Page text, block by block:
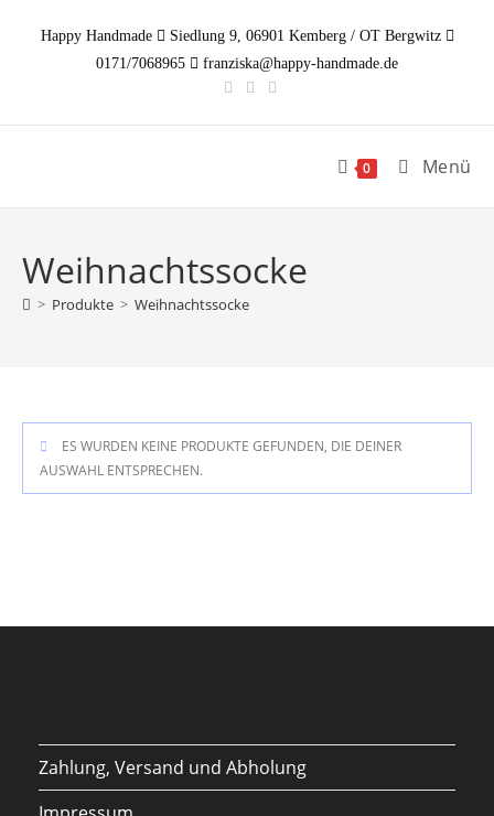
InhaltHappy Handmade
Siedlung 9, 06901 Kemberg / OT Bergwitz
0171/7068965
franziska@happy-handmade.de
0 Menü
Weihnachtssocke
> Produkte > Weihnachtssocke
ES WURDEN KEINE PRODUKTE GEFUNDEN, DIE DEINER
AUSWAHL ENTSPRECHEN.
Zahlung, Versand und Abholung